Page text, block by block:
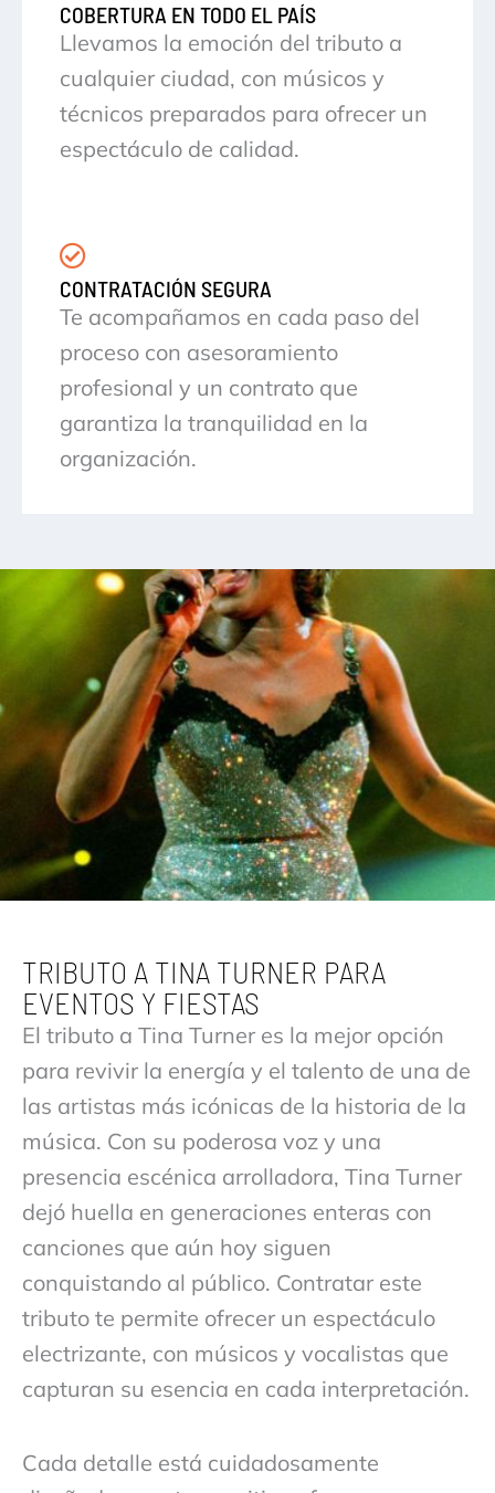
COBERTURA EN TODO EL PAÍS
Llevamos la emoción del tributo a
cualquier ciudad, con músicos y
técnicos preparados para ofrecer un
espectáculo de calidad.
CONTRATACIÓN SEGURA
Te acompañamos en cada paso del
proceso con asesoramiento
profesional y un contrato que
garantiza la tranquilidad en la
organización.
TRIBUTO A TINA TURNER PARA
EVENTOS Y FIESTAS
El tributo a Tina Turner es la mejor opción
para revivir la energía y el talento de una de
las artistas más icónicas de la historia de la
música. Con su poderosa voz y una
presencia escénica arrolladora, Tina Turner
dejó huella en generaciones enteras con
canciones que aún hoy siguen
conquistando al público. Contratar este
tributo te permite ofrecer un espectáculo
electrizante, con músicos y vocalistas que
capturan su esencia en cada interpretación.
Cada detalle está cuidadosamente